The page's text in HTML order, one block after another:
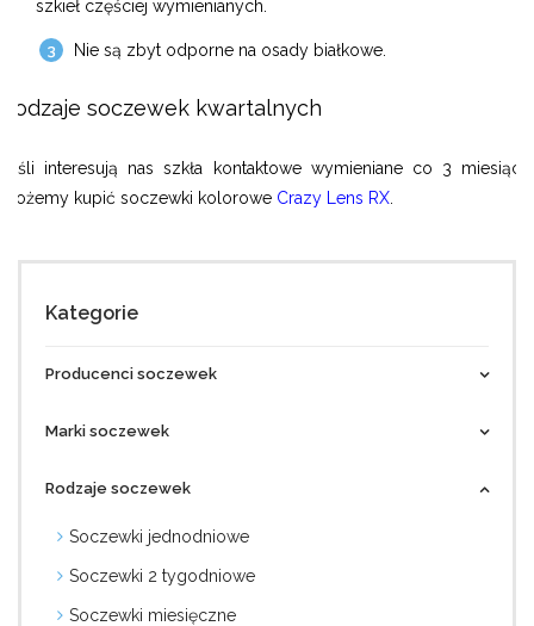
szkieł częściej wymienianych.
Nie są zbyt odporne na osady białkowe.
Rodzaje soczewek kwartalnych
Jeśli interesują nas szkła kontaktowe wymieniane co 3 miesiące,
możemy kupić soczewki kolorowe Crazy Lens RX
Kategorie
Producenci soczewek
Marki soczewek
Rodzaje soczewek
Soczewki jednodniowe
Soczewki 2 tygodniowe
Soczewki miesięczne